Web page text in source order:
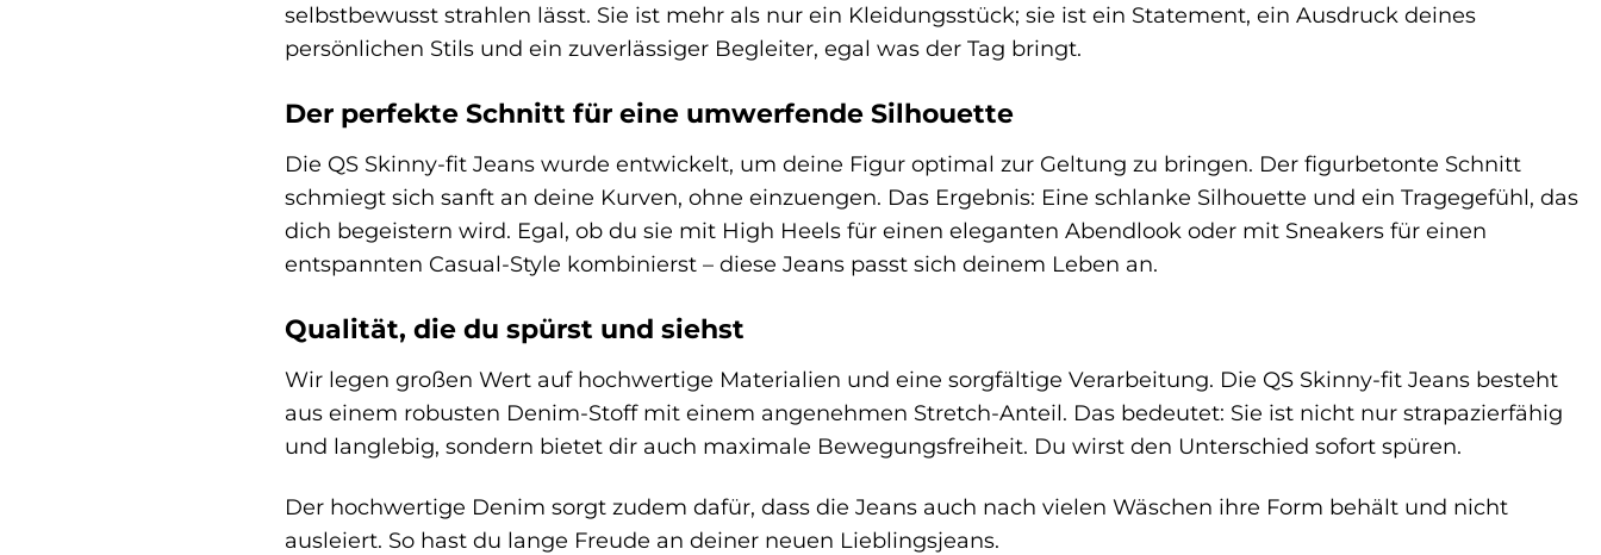
selbstbewusst strahlen lässt. Sie ist mehr als nur ein Kleidungsstück; sie ist ein Statement, ein Ausdruck deines
persönlichen Stils und ein zuverlässiger Begleiter, egal was der Tag bringt.
Der perfekte Schnitt für eine umwerfende Silhouette
Die QS Skinny-fit Jeans wurde entwickelt, um deine Figur optimal zur Geltung zu bringen. Der figurbetonte Schnitt
schmiegt sich sanft an deine Kurven, ohne einzuengen. Das Ergebnis: Eine schlanke Silhouette und ein Tragegefühl, das
dich begeistern wird. Egal, ob du sie mit High Heels für einen eleganten Abendlook oder mit Sneakers für einen
entspannten Casual-Style kombinierst – diese Jeans passt sich deinem Leben an.
Qualität, die du spürst und siehst
Wir legen großen Wert auf hochwertige Materialien und eine sorgfältige Verarbeitung. Die QS Skinny-fit Jeans besteht
aus einem robusten Denim-Stoff mit einem angenehmen Stretch-Anteil. Das bedeutet: Sie ist nicht nur strapazierfähig
und langlebig, sondern bietet dir auch maximale Bewegungsfreiheit. Du wirst den Unterschied sofort spüren.
Der hochwertige Denim sorgt zudem dafür, dass die Jeans auch nach vielen Wäschen ihre Form behält und nicht
ausleiert. So hast du lange Freude an deiner neuen Lieblingsjeans.